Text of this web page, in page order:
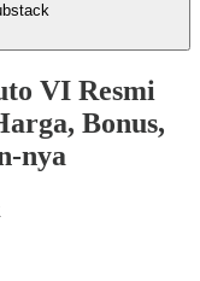
VI Resmi
Bonus,
nya